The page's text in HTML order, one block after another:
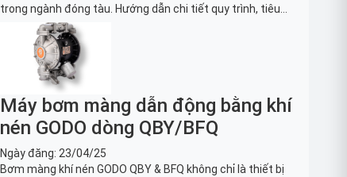
trong ngành đóng tàu. Hướng dẫn chi tiết quy trình, tiêu
chuẩn OSHA, thiết bị và Giải pháp LOTO trong công nghiệp
đóng tàu toàn diện.
Máy bơm màng dẫn động bằng khí
nén GODO dòng QBY/BFQ
Ngày đăng: 23/04/25
Bơm màng khí nén GODO QBY & BFQ không chỉ là thiết bị